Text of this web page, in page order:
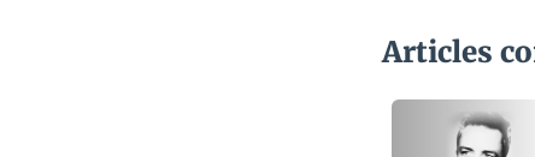
Articles